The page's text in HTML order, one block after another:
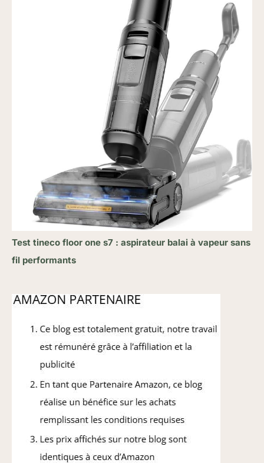
Test tineco floor one s7 : aspirateur balai à vapeur sans
fil performants